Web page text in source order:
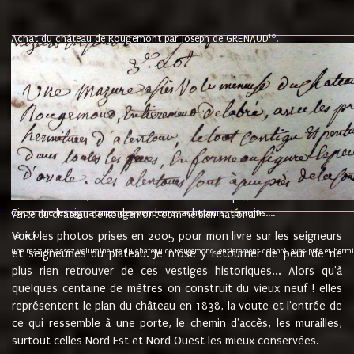
Achat du château de Rougemont par Joseph de GRENAUD10.
"l'an mil six cent soixante treze le ving neuvième jour du mois de
nommé fut présent Messire Claude Guillaume de Moyriat chevalier baron
vend, purement simplement et irrevocablement a monseigneur monsieur
et chavannes conseiller du roy au parlement de Bourgogne, present et
que le dit seigneur Baron de la Vellière a sur ses hommes, indivisables et
de la Velliere tout ainsi et comme le dit seigneur Baron et ses
présent......"
suivent les rentes, donation des terriers, etc... au prix de 880 livre louis
Ci contre les signatures des vendeurs, acheteurs, témoins....
vente du château de Rougemont comme bien national9.
"3ème lot
une mazure assez volumineuse du chateau de Rougemond, entierement delabré, avec près et
Voici les photos prises en 2005 pour mon livre sur les seigneurs
et seigneuries du plateau. Je n'ose y retourner de peur de ne
plus rien retrouver de ces vestiges historiques... Alors qu'à
quelques centaine de mètres on construit du vieux neuf ! elles
représentent le plan du château en 1838, la voute et l'entrée de
ce qui ressemble à une porte, le chemin d'accès, les murailles,
surtout celles Nord Est et Nord Ouest les mieux conservées.